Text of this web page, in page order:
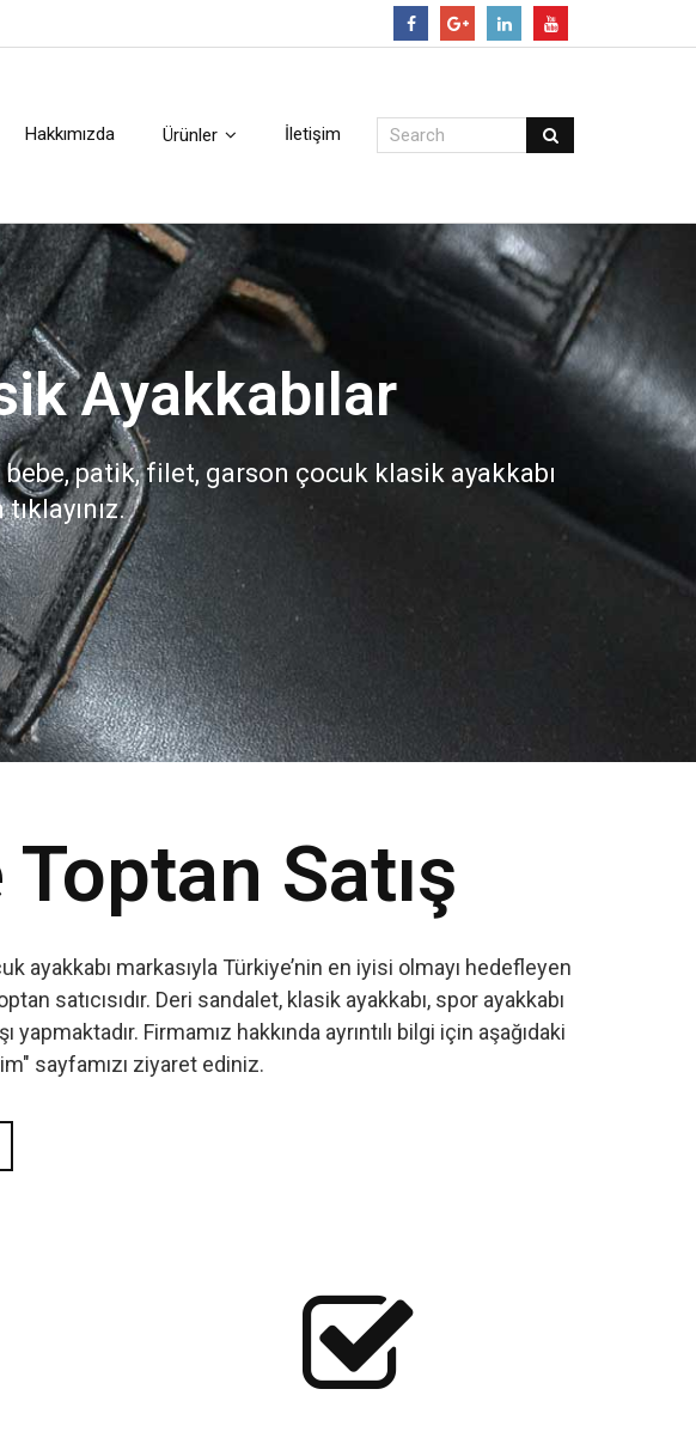
Hakkımızda Ürünler İletişim
Satış
ayakkabı markasıyla Türkiye’nin en iyisi olmayı hedefleyen
satıcısıdır. Deri sandalet, klasik ayakkabı, spor ayakkabı
Firmamız hakkında ayrıntılı bilgi için aşağıdaki
sayfamızı ziyaret ediniz.